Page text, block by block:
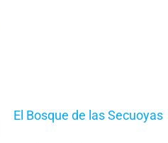
El Bosque de las Secuoyas